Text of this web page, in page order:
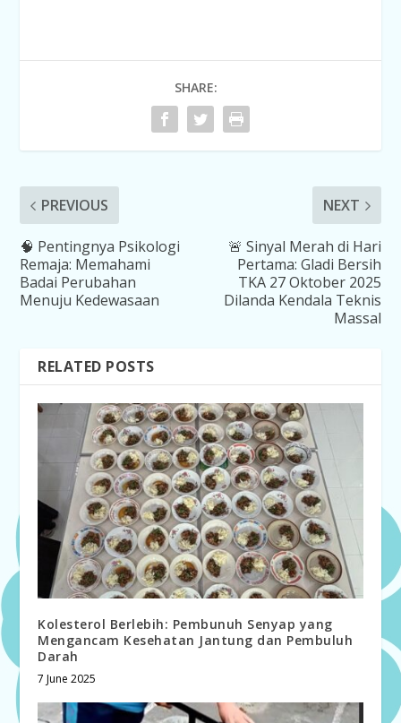
SHARE:
PREVIOUS
🧠 Pentingnya Psikologi
Remaja: Memahami
Badai Perubahan
Menuju Kedewasaan
NEXT
🚨 Sinyal Merah di Hari
Pertama: Gladi Bersih
TKA 27 Oktober 2025
Dilanda Kendala Teknis
Massal
RELATED POSTS
Kolesterol Berlebih: Pembunuh Senyap yang
Mengancam Kesehatan Jantung dan Pembuluh
Darah
7 June 2025